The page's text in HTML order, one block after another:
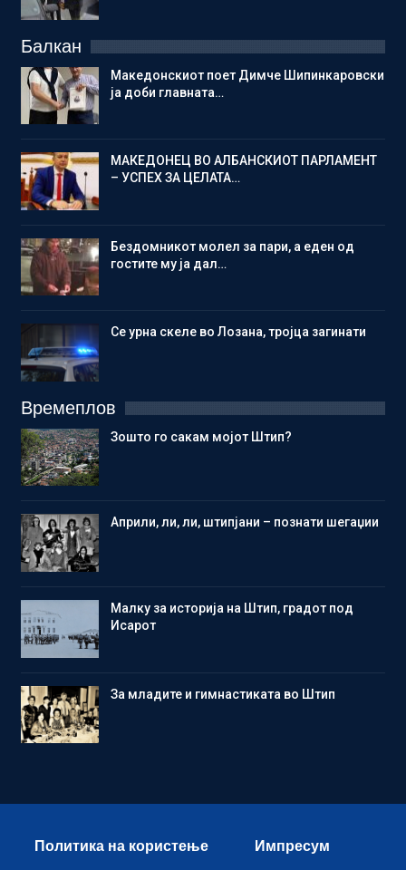
Балкан
Македонскиот поет Димче Шипинкаровски
ја доби главната…
МАКЕДОНЕЦ ВО АЛБАНСКИОТ ПАРЛАМЕНТ
– УСПЕХ ЗА ЦЕЛАТА…
Бездомникот молел за пари, а еден од
гостите му ја дал…
Се урна скеле во Лозана, тројца загинати
Времеплов
Зошто го сакам мојот Штип?
Aприли, ли, ли, штипјани – познати шегаџии
Малку за историја на Штип, градот под
Исарот
Зa младите и гимнастиката во Штип
Политика на користење Импресум